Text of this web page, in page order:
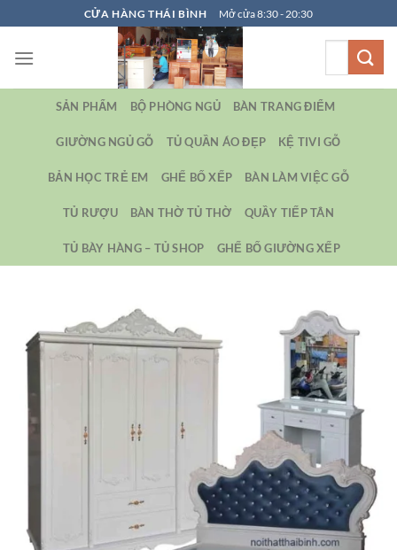
qua
nội
CỬA HÀNG THÁI BÌNH Mở cửa 8:30 - 20:30
SẢN PHẨM BỘ PHÒNG NGỦ BÀN TRANG ĐIỂM
GIƯỜNG NGỦ GỖ TỦ QUẦN ÁO ĐẸP KỆ TIVI GỖ
BẢN HỌC TRẺ EM GHẾ BỐ XẾP BÀN LÀM VIỆC GỖ
TỦ RƯỢU BÀN THỜ TỦ THỜ QUẦY TIẾP TÂN
TỦ BÀY HÀNG – TỦ SHOP GHẾ BỐ GIƯỜNG XẾP